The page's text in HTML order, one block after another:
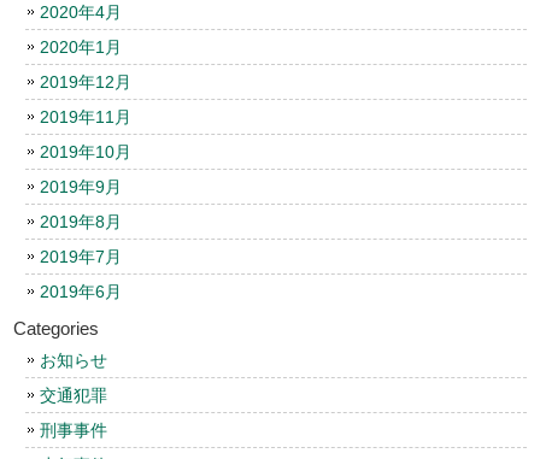
2020年4月
2020年1月
2019年12月
2019年11月
2019年10月
2019年9月
2019年8月
2019年7月
2019年6月
Categories
お知らせ
交通犯罪
刑事事件